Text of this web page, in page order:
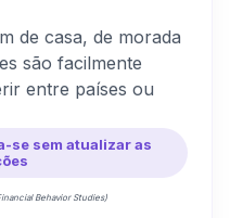
de casa, de morada
são facilmente
entre países ou
se sem atualizar as
Behavior Studies)